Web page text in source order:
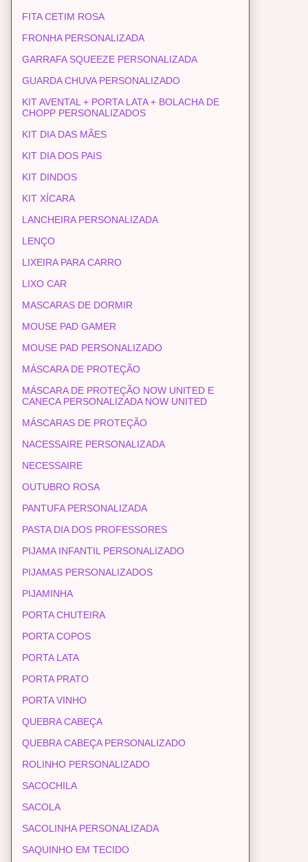
FITA CETIM ROSA
FRONHA PERSONALIZADA
GARRAFA SQUEEZE PERSONALIZADA
GUARDA CHUVA PERSONALIZADO
KIT AVENTAL + PORTA LATA + BOLACHA DE
CHOPP PERSONALIZADOS
KIT DIA DAS MÃES
KIT DIA DOS PAIS
KIT DINDOS
KIT XÍCARA
LANCHEIRA PERSONALIZADA
LENÇO
LIXEIRA PARA CARRO
LIXO CAR
MASCARAS DE DORMIR
MOUSE PAD GAMER
MOUSE PAD PERSONALIZADO
MÁSCARA DE PROTEÇÃO
MÁSCARA DE PROTEÇÃO NOW UNITED E
CANECA PERSONALIZADA NOW UNITED
MÁSCARAS DE PROTEÇÃO
NACESSAIRE PERSONALIZADA
NECESSAIRE
OUTUBRO ROSA
PANTUFA PERSONALIZADA
PASTA DIA DOS PROFESSORES
PIJAMA INFANTIL PERSONALIZADO
PIJAMAS PERSONALIZADOS
PIJAMINHA
PORTA CHUTEIRA
PORTA COPOS
PORTA LATA
PORTA PRATO
PORTA VINHO
QUEBRA CABEÇA
QUEBRA CABEÇA PERSONALIZADO
ROLINHO PERSONALIZADO
SACOCHILA
SACOLA
SACOLINHA PERSONALIZADA
SAQUINHO EM TECIDO